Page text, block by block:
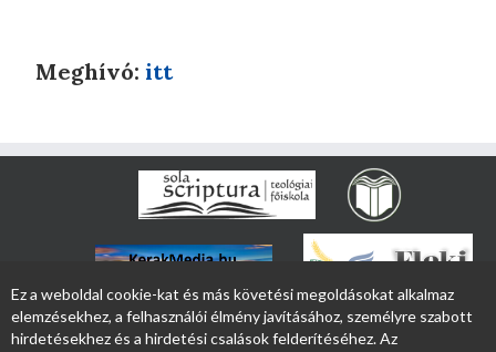
Meghívó:itt
Ez a weboldal cookie-kat és más követési megoldásokat alkalmaz
elemzésekhez, a felhasználói élmény javításához, személyre szabott
hirdetésekhez és a hirdetési csalások felderítéséhez. Az